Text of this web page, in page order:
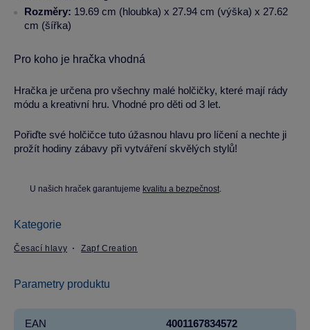
Rozměry: 19.69 cm (hloubka) x 27.94 cm (výška) x 27.62
cm (šířka)
Pro koho je hračka vhodná
Hračka je určena pro všechny malé holčičky, které mají rády
módu a kreativní hru. Vhodné pro děti od 3 let.
Pořiďte své holčičce tuto úžasnou hlavu pro líčení a nechte ji
prožít hodiny zábavy při vytváření skvělých stylů!
U našich hraček garantujeme kvalitu a bezpečnost.
Kategorie
Česací hlavy Zapf Creation
Parametry produktu
EAN 4001167834572